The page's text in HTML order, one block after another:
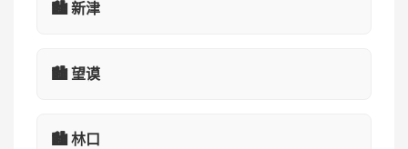
🏙️ 新津
🏙️ 望谟
🏙️ 林口